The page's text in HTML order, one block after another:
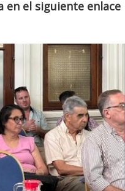
el siguiente enlace